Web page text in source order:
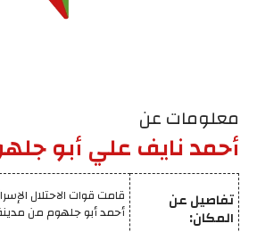
معلومات عن
أحمد نايف علي أبو
تفاصيل عن
المكان:
قامت قوات الاحتلال
أحمد أبو جلهوم من